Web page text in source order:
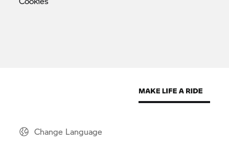
Change Language